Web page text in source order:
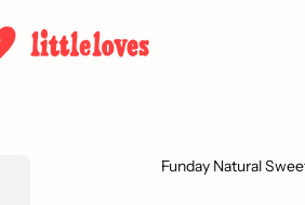
Funday Natural